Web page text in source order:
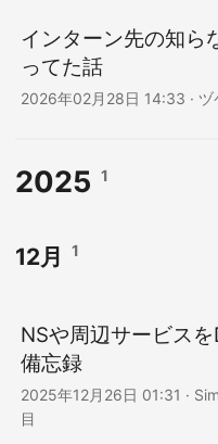
インターン先の知ら
ってた話
2026年02月28日 14:33 · ヅ
2025 1
12月 1
NSや周辺サービス
備忘録
2025年12月26日 01:31 ·
目